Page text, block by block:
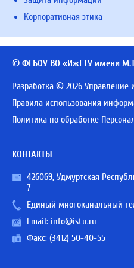
Корпоративная этика
© ФГБОУ ВО «ИжГТУ имени
Разработка © 2026 Управление
Правила использования
Политика по обработке
КОНТАКТЫ
426069, Удмуртская
7
Единый многоканальный
Email: info@istu.ru
Факс: (3412) 50-40-55